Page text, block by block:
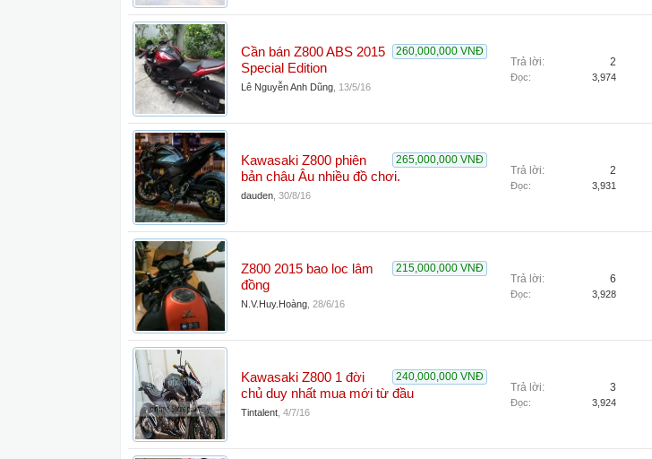
260,000,000 VNĐ
Cần bán Z800 ABS 2015
Special Edition
Lê Nguyễn Anh Dũng 13/5/16
Trả lời: 2
Đọc: 3,974
265,000,000 VNĐ
Kawasaki Z800 phiên
bản châu Âu nhiều đồ chơi.
dauden 30/8/16
Trả lời: 2
Đọc: 3,931
215,000,000 VNĐ
Z800 2015 bao loc lâm
đồng
N.V.Huy.Hoàng 28/6/16
Trả lời: 6
Đọc: 3,928
240,000,000 VNĐ
Kawasaki Z800 1 đời
chủ duy nhất mua mới từ đầu
Tintalent 4/7/16
Trả lời: 3
Đọc: 3,924